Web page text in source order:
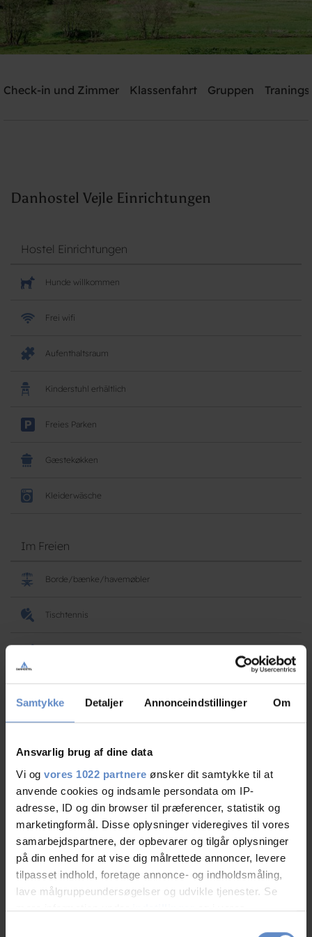
Samtykke Detaljer Annonceindstillinger Om
Ansvarlig brug af dine data
Vi og vores 1022 partnere ønsker dit samtykke til at
anvende cookies og indsamle persondata om IP-
adresse, ID og din browser til præferencer, statistik og
marketingformål. Disse oplysninger videregives til vores
samarbejdspartnere, der opbevarer og tilgår oplysninger
på din enhed for at vise dig målrettede annoncer, levere
tilpasset indhold, foretage annonce- og indholdsmåling,
lave målgruppeundersøgelser og udvikle tjenester. Se
mere information underindstillingerog i vores
Brauchen Sie Hilfe? rufen Sie: +45 7582 5188
Check-in und Zimmer Klassenfahrt Gruppen
Danhostel Vejle Einrichtungen
Hostel Einrichtungen
Hunde willkommen
Frei wifi
Aufenthaltsraum
Kinderstuhl erhältlich
Freies Parken
Gæstekøkken
Kleiderwäsche
Im Freien
Borde/bænke/havemøbler
Tischtennis
Zimmerausstattung
Eget bad/toilet
TV im Zimmer
Umgebung
Amusement Park / Zoo